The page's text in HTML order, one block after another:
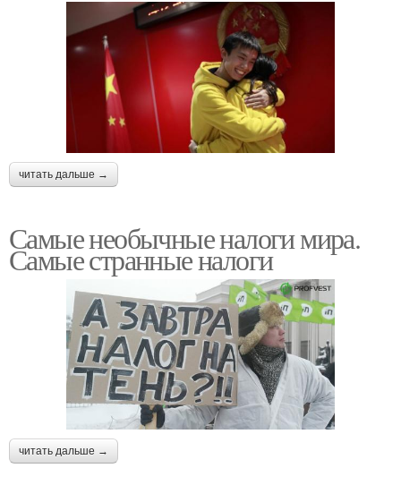
читать дальше →
Самые необычные налоги мира.
Самые странные налоги
читать дальше →